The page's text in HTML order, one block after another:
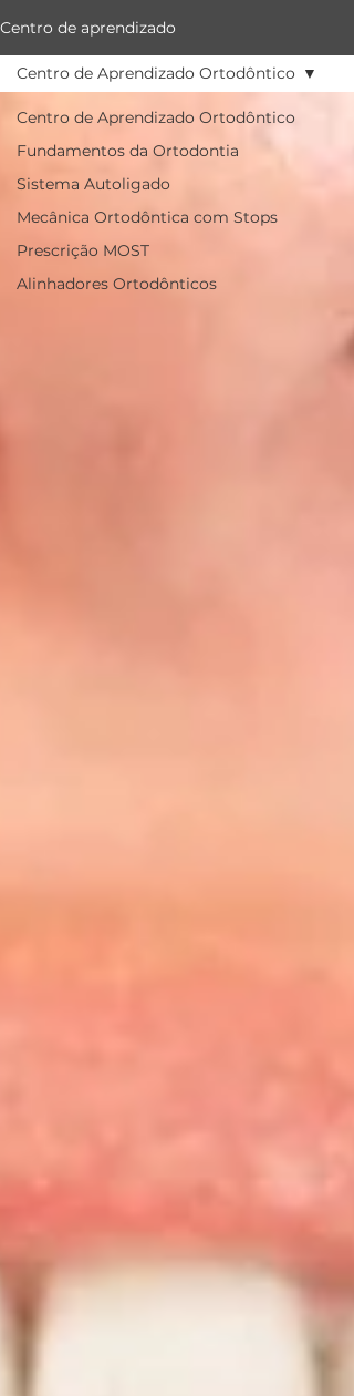
Centro de aprendizado
Centro de Aprendizado Ortodôntico
Fundamentos da Ortodontia
Sistema Autoligado
Mecânica Ortodôntica com Stops
Prescrição MOST
Alinhadores Ortodônticos
Centro de Aprendizado Ortodôntico